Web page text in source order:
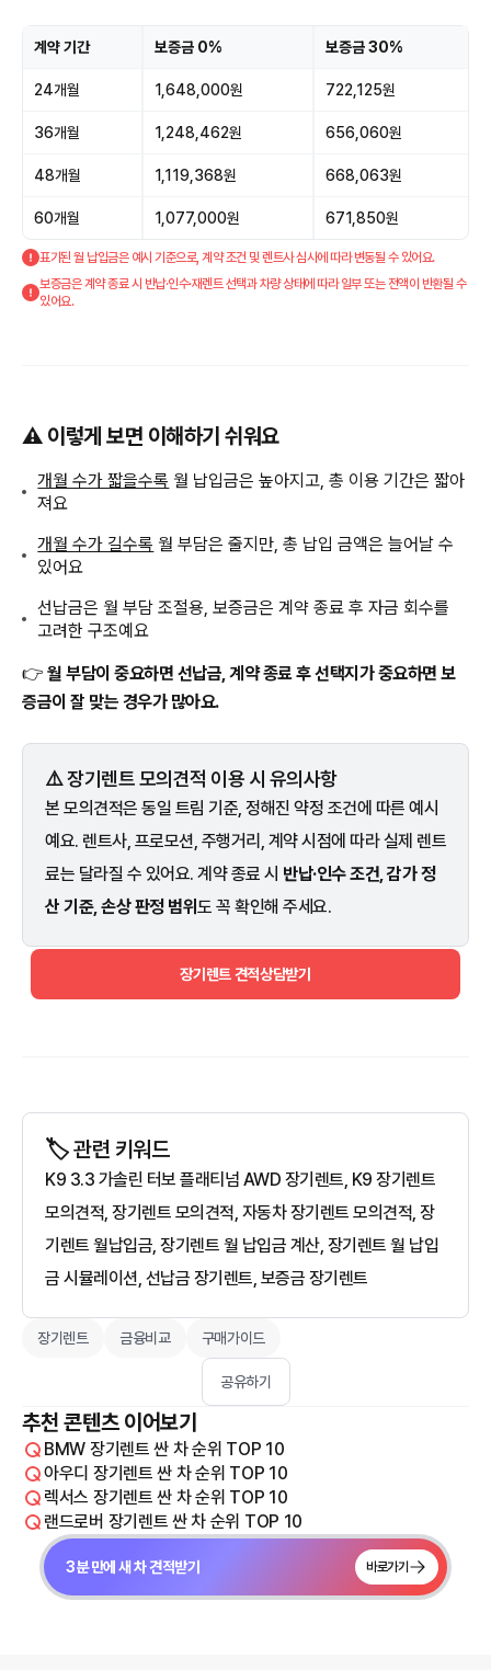
계약 기간 보증금 0% 보증금 30%
24개월 1,648,000원 722,125원
36개월 1,248,462원 656,060원
48개월 1,119,368원 668,063원
60개월 1,077,000원 671,850원
표기된 월 납입금은 예시 기준으로, 계약 조건 및 렌트사 심사에 따라 변동될 수 있어요.
보증금은 계약 종료 시 반납·인수·재렌트 선택과 차량 상태에 따라 일부 또는 전액이 반환될 수
있어요.
⚠️ 이렇게 보면 이해하기 쉬워요
개월 수가 짧을수록 월 납입금은 높아지고, 총 이용 기간은 짧아
져요
개월 수가 길수록 월 부담은 줄지만, 총 납입 금액은 늘어날 수
있어요
선납금은 월 부담 조절용, 보증금은 계약 종료 후 자금 회수를
고려한 구조예요
👉 월 부담이 중요하면 선납금, 계약 종료 후 선택지가 중요하면 보
증금이 잘 맞는 경우가 많아요.
⚠️ 장기렌트 모의견적 이용 시 유의사항
본 모의견적은 동일 트림 기준, 정해진 약정 조건에 따른 예시
예요. 렌트사, 프로모션, 주행거리, 계약 시점에 따라 실제 렌트
료는 달라질 수 있어요. 계약 종료 시 반납·인수 조건, 감가 정
산 기준, 손상 판정 범위도 꼭 확인해 주세요.
장기렌트 견적상담받기
🏷️ 관련 키워드
K9 3.3 가솔린 터보 플래티넘 AWD 장기렌트, K9 장기렌트
모의견적, 장기렌트 모의견적, 자동차 장기렌트 모의견적, 장
기렌트 월납입금, 장기렌트 월 납입금 계산, 장기렌트 월 납입
금 시뮬레이션, 선납금 장기렌트, 보증금 장기렌트
장기렌트 금융비교 구매가이드
공유하기
추천 콘텐츠 이어보기
BMW 장기렌트 싼 차 순위 TOP 10
아우디 장기렌트 싼 차 순위 TOP 10
렉서스 장기렌트 싼 차 순위 TOP 10
랜드로버 장기렌트 싼 차 순위 TOP 10
3분 만에 새 차 견적받기 바로가기